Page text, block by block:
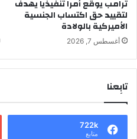
ترامب يوقع أمرا تنفيذيا يهدف
لتقييد حق اكتساب الجنسية
الأميركية بالولادة
أغسطس 7, 2026
تابِعنا
722k
متابع